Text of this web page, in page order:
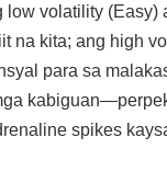
low volatility (Easy)
na kita; ang high
para sa
spikes